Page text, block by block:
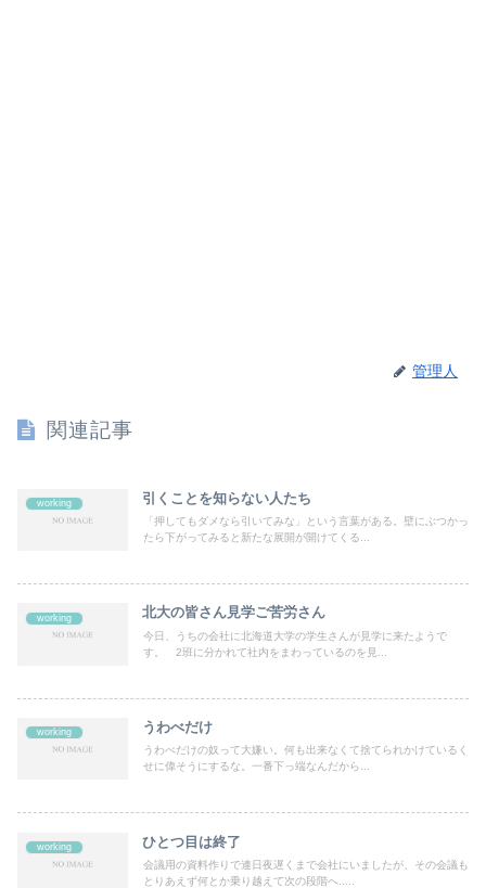
管理人
関連記事
working 引くことを知らない人たち
「押してもダメなら引いてみな」という言葉がある。壁にぶつかっ
たら下がってみると新たな展開が開けてくる...
working 北大の皆さん見学ご苦労さん
今日、うちの会社に北海道大学の学生さんが見学に来たようで
す。 2班に分かれて社内をまわっているのを見...
working うわべだけ
うわべだけの奴って大嫌い。何も出来なくて捨てられかけているく
せに偉そうにするな。一番下っ端なんだから...
working ひとつ目は終了
会議用の資料作りで連日夜遅くまで会社にいましたが、その会議も
とりあえず何とか乗り越えて次の段階へ.....